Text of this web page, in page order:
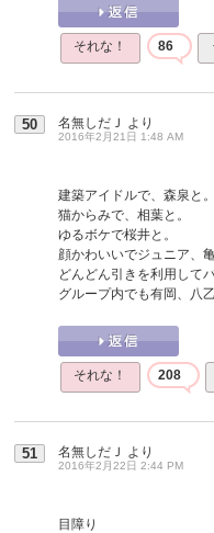
それな！ 86
50 名無しだＪ より
2016年2月21日 1:48 AM
建築アイドルで、森泉と。
猫からみで、相葉と。
ゆるボケで桜井と。
顔かわいいでジュニア、
どんどん引きを利用して
グループ内でも有岡、八
それな！ 208
51 名無しだＪ より
2016年2月22日 2:44 PM
目障り